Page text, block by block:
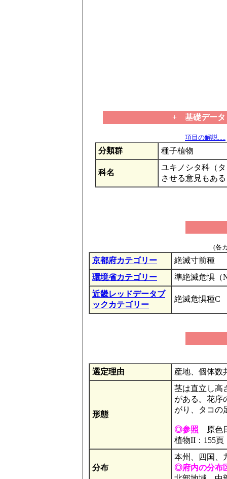
+ 基礎デー
項目の解説.....
分類群 種子植物
科名
ユキノシタ科（
させる意見もあ
(各
京都府カテゴリー
絶滅寸前種
環境省カテゴリー
準絶滅危惧（
近畿レッドデータブ
ックカテゴリー
絶滅危惧種C
選定理由 産地、個体数
形態
茎は直立し高
がある。花序
がり、タコの
◎参照 原色
植物II：155頁
分布
本州、四国、
◎府内の分布